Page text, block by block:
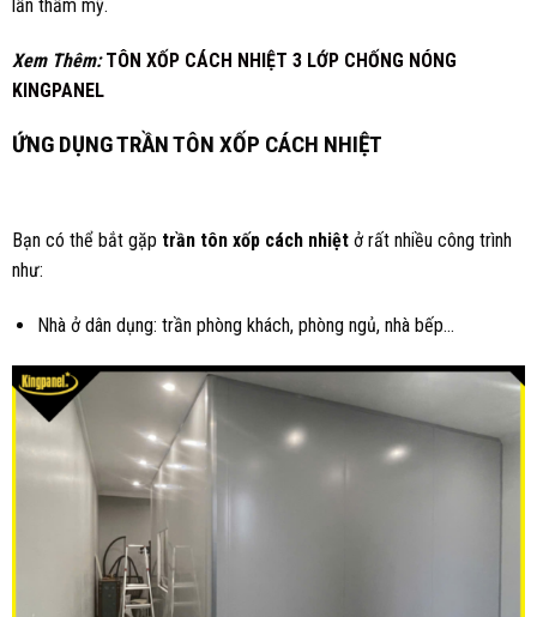
lẫn thẩm mỹ.
Xem Thêm: TÔN XỐP CÁCH NHIỆT 3 LỚP CHỐNG NÓNG
KINGPANEL
ỨNG DỤNG TRẦN TÔN XỐP CÁCH NHIỆT
Bạn có thể bắt gặp trần tôn xốp cách nhiệt ở rất nhiều công trình
như:
Nhà ở dân dụng: trần phòng khách, phòng ngủ, nhà bếp…